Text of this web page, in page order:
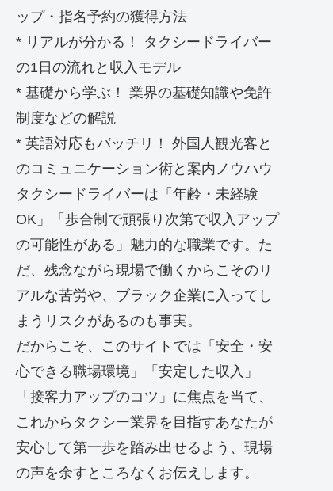
ップ・指名予約の獲得方法
* リアルが分かる！ タクシードライバー
の1日の流れと収入モデル
* 基礎から学ぶ！ 業界の基礎知識や免許
制度などの解説
* 英語対応もバッチリ！ 外国人観光客と
のコミュニケーション術と案内ノウハウ
タクシードライバーは「年齢・未経験
OK」「歩合制で頑張り次第で収入アップ
の可能性がある」魅力的な職業です。た
だ、残念ながら現場で働くからこそのリ
アルな苦労や、ブラック企業に入ってし
まうリスクがあるのも事実。
だからこそ、このサイトでは「安全・安
心できる職場環境」「安定した収入」
「接客力アップのコツ」に焦点を当て、
これからタクシー業界を目指すあなたが
安心して第一歩を踏み出せるよう、現場
の声を余すところなくお伝えします。